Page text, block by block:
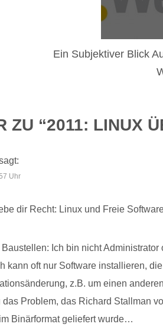
Ein Subjektiver Blick
ZU “2011: LINUX
Uhr
dir Recht: Linux und Freie
Ich bin nicht Administrator
kann oft nur Software installieren,
z.B. um einen
Problem, das Richard Stallman
Binärformat geliefert wurde…